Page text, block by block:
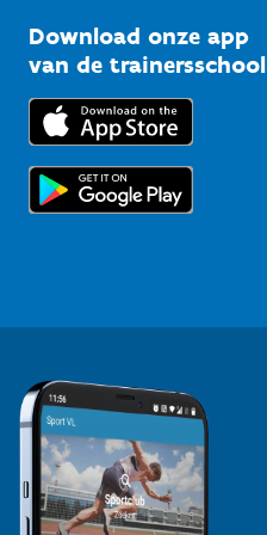
Bedrijven
Trainers en begeleiders
Topsporters
Kennisplatform
Downloads
Voor de pers
Download onze app
van de trainersschool